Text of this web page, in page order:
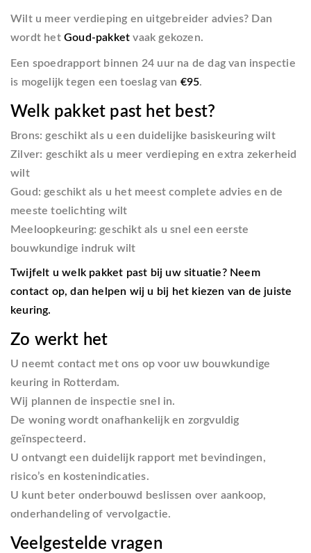
Wilt u meer verdieping en uitgebreider advies? Dan
wordt het Goud-pakket vaak gekozen.
Een spoedrapport binnen 24 uur na de dag van inspectie
is mogelijk tegen een toeslag van €95.
Welk pakket past het best?
Brons: geschikt als u een duidelijke basiskeuring wilt
Zilver: geschikt als u meer verdieping en extra zekerheid
wilt
Goud: geschikt als u het meest complete advies en de
meeste toelichting wilt
Meeloopkeuring: geschikt als u snel een eerste
bouwkundige indruk wilt
Twijfelt u welk pakket past bij uw situatie? Neem
contact op, dan helpen wij u bij het kiezen van de juiste
keuring.
Zo werkt het
U neemt contact met ons op voor uw bouwkundige
keuring in Rotterdam.
Wij plannen de inspectie snel in.
De woning wordt onafhankelijk en zorgvuldig
geïnspecteerd.
U ontvangt een duidelijk rapport met bevindingen,
risico’s en kostenindicaties.
U kunt beter onderbouwd beslissen over aankoop,
onderhandeling of vervolgactie.
Veelgestelde vragen